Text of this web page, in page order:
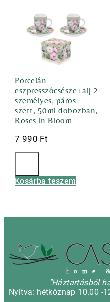
Porcelán
eszpresszócsésze+alj 2
személyes, páros
szett, 50ml dobozban,
Roses in Bloom
7 990 Ft
Kosárba teszem
h
"Háztartásból
Nyitva: hétköznap 10.00 -